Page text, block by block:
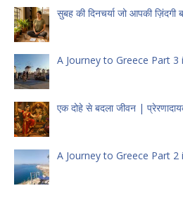
सुबह की दिनचर्या जो आपकी
A Journey to Greece Part 3
एक दोहे से बदला जीवन |
A Journey to Greece Part 2